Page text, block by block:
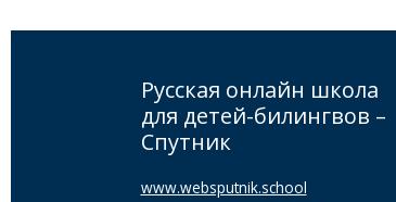
Русская онлайн школа
для детей-билингвов –
Спутник
www.websputnik.school